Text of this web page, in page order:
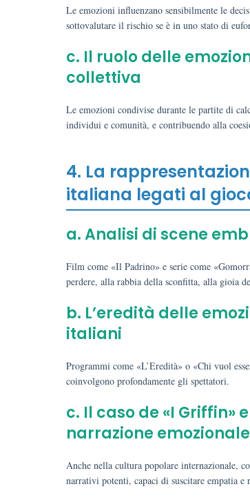
Le emozioni influenzano sensibilmente le
sottovalutare il rischio se è in uno stato di
c. Il ruolo delle
collettiva
Le emozioni condivise durante le partite di
individui e comunità, e contribuendo alla
4. La
italiana legati al
a. Analisi di scene
Film come «Il Padrino» e serie come
perdere, alla rabbia della sconfitta, alla gioia
b. L’eredità delle
italiani
Programmi come «L’Eredità» o «Chi vuol
coinvolgono profondamente gli spettatori.
c. Il caso de «I Griffin»
narrazione emozionale
Anche nella cultura popolare internazionale,
narrativi potenti, capaci di suscitare empatia e